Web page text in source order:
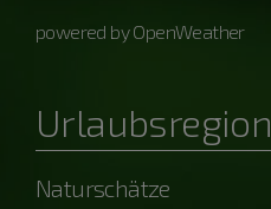
powered by OpenWeather
Urlaubsregion
Naturschätze